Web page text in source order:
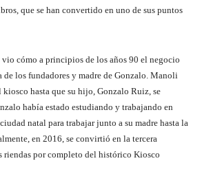
que se han convertido en uno de sus puntos
cómo a principios de los años 90 el negocio
de los fundadores y madre de Gonzalo. Manoli
hasta que su hijo, Gonzalo Ruiz, se
había estado estudiando y trabajando en
natal para trabajar junto a su madre hasta la
en 2016, se convirtió en la tercera
riendas por completo del histórico Kiosco